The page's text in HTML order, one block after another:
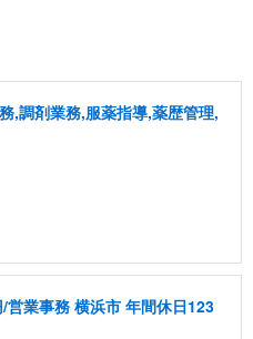
,調剤業務,服薬指導,薬歴管理,
業事務 横浜市 年間休日123